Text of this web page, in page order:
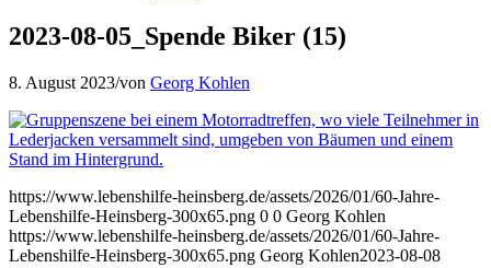
2023-08-05_Spende Biker (15)
8. August 2023/von Georg Kohlen
https://www.lebenshilfe-heinsberg.de/assets/2026/01/60-Jahre-
Lebenshilfe-Heinsberg-300x65.png 0 0 Georg Kohlen
https://www.lebenshilfe-heinsberg.de/assets/2026/01/60-Jahre-
Lebenshilfe-Heinsberg-300x65.png Georg Kohlen2023-08-08